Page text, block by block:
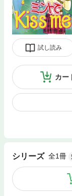
試し読み
カー
シリーズ 全1冊